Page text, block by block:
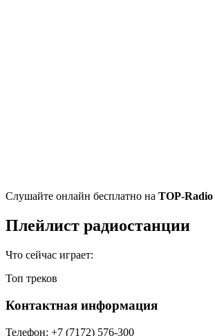
Cлушайте онлайн бесплатно на TOP-Radio
Плейлист радиостанции
Что сейчас играет:
Топ треков
Контактная информация
Телефон: +7 (7172) 576-300